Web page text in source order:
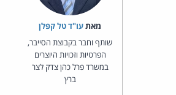
מאת‏עו"ד טל קפלן
שותף וחבר בקבוצת הסייבר,
הפרטיות וזכויות היוצרים
במשרד פרל כהן צדק לצר
ברץ